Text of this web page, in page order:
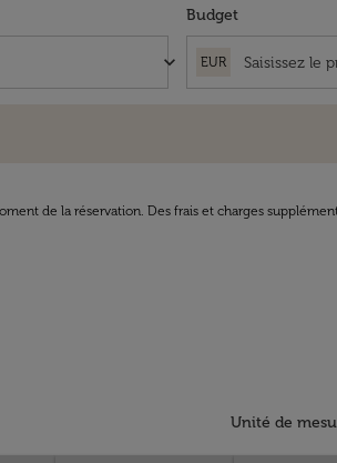
keyboard_arrow_down
Budget
EUR
de la réservation. Des frais et charges
Unité de